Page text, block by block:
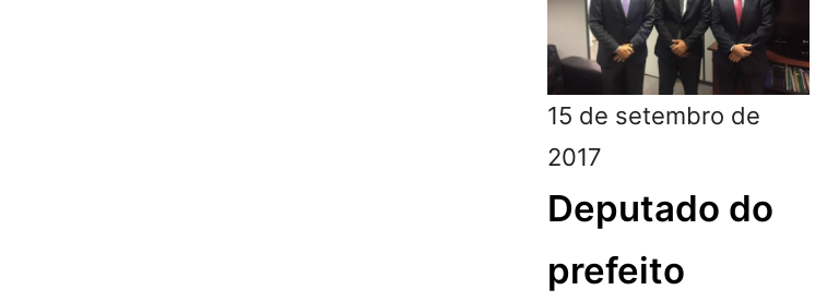
15 de setembro de
2017
Deputado do
prefeito